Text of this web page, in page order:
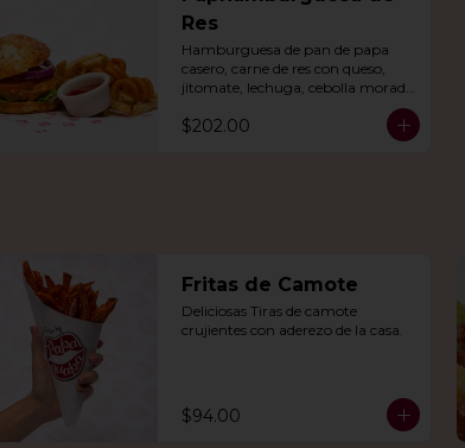
Res
Hamburguesa de pan de papa
casero, carne de res con queso,
jitomate, lechuga, cebolla morada
y nuestro aderezo. Acompañada
de papas fritas y rizo.
$202.00
Fritas de Camote
Deliciosas Tiras de camote
crujientes con aderezo de la casa.
$94.00